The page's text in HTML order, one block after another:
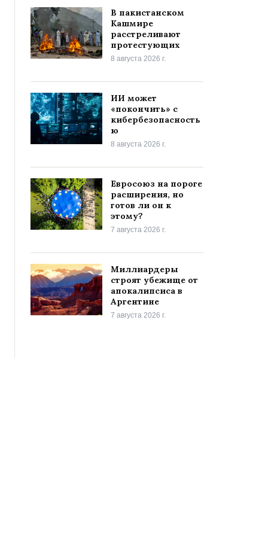
В пакистанском
Кашмире
расстреливают
протестующих
8 августа 2026 г.
ИИ может
«покончить» с
кибербезопасность
ю
8 августа 2026 г.
Евросоюз на пороге
расширения, но
готов ли он к
этому?
7 августа 2026 г.
Миллиардеры
строят убежище от
апокалипсиса в
Аргентине
7 августа 2026 г.